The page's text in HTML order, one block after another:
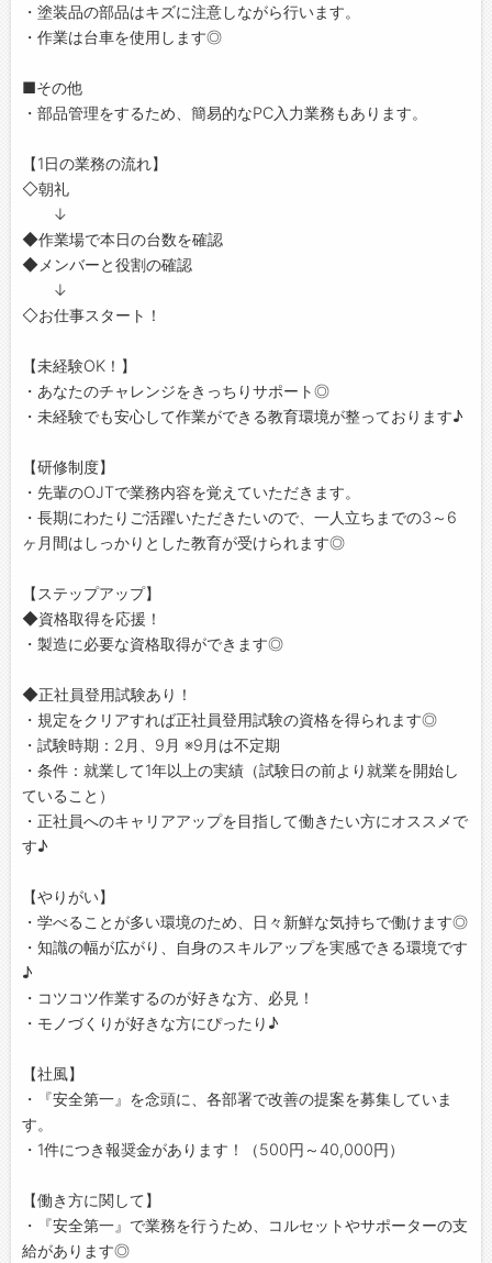
・塗装品の部品はキズに注意しながら行います。
・作業は台車を使用します◎
■その他
・部品管理をするため、簡易的なPC入力業務もあります。
【1日の業務の流れ】
◇朝礼
↓
◆作業場で本日の台数を確認
◆メンバーと役割の確認
↓
◇お仕事スタート！
【未経験OK！】
・あなたのチャレンジをきっちりサポート◎
・未経験でも安心して作業ができる教育環境が整っております♪
【研修制度】
・先輩のOJTで業務内容を覚えていただきます。
・長期にわたりご活躍いただきたいので、一人立ちまでの3～6
ヶ月間はしっかりとした教育が受けられます◎
【ステップアップ】
◆資格取得を応援！
・製造に必要な資格取得ができます◎
◆正社員登用試験あり！
・規定をクリアすれば正社員登用試験の資格を得られます◎
・試験時期：2月、9月 ※9月は不定期
・条件：就業して1年以上の実績（試験日の前より就業を開始し
ていること）
・正社員へのキャリアアップを目指して働きたい方にオススメで
す♪
【やりがい】
・学べることが多い環境のため、日々新鮮な気持ちで働けます◎
・知識の幅が広がり、自身のスキルアップを実感できる環境です
♪
・コツコツ作業するのが好きな方、必見！
・モノづくりが好きな方にぴったり♪
【社風】
・『安全第一』を念頭に、各部署で改善の提案を募集していま
す。
・1件につき報奨金があります！（500円～40,000円）
【働き方に関して】
・『安全第一』で業務を行うため、コルセットやサポーターの支
給があります◎